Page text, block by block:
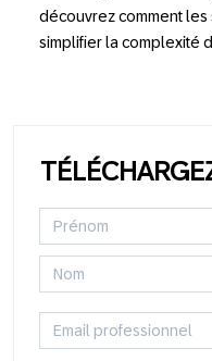
découvrez comment les
simplifier la complexité